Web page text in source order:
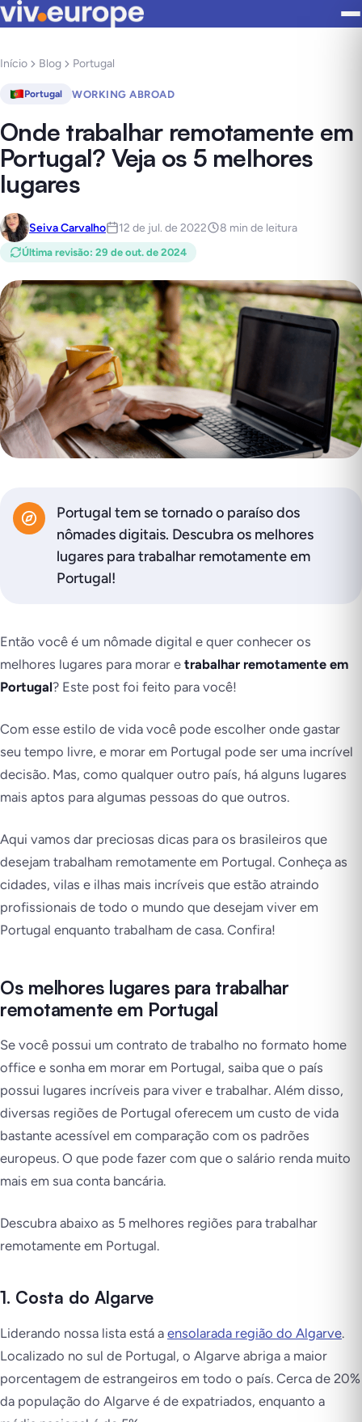
Início Blog Portugal
Portugal WORKING ABROAD
Onde trabalhar remotamente em
Portugal? Veja os 5 melhores
lugares
Seiva Carvalho 12 de jul. de 2022 8 min de leitura
Última revisão: 29 de out. de 2024
Portugal tem se tornado o paraíso dos
nômades digitais. Descubra os melhores
lugares para trabalhar remotamente em
Portugal!
Então você é um nômade digital e quer conhecer os
melhores lugares para morar e trabalhar remotamente em
Portugal? Este post foi feito para você!
Com esse estilo de vida você pode escolher onde gastar
seu tempo livre, e morar em Portugal pode ser uma incrível
decisão. Mas, como qualquer outro país, há alguns lugares
mais aptos para algumas pessoas do que outros.
Aqui vamos dar preciosas dicas para os brasileiros que
desejam trabalham remotamente em Portugal. Conheça as
cidades, vilas e ilhas mais incríveis que estão atraindo
profissionais de todo o mundo que desejam viver em
Portugal enquanto trabalham de casa. Confira!
Os melhores lugares para trabalhar
remotamente em Portugal
Se você possui um contrato de trabalho no formato home
office e sonha em morar em Portugal, saiba que o país
possui lugares incríveis para viver e trabalhar. Além disso,
diversas regiões de Portugal oferecem um custo de vida
bastante acessível em comparação com os padrões
europeus. O que pode fazer com que o salário renda muito
mais em sua conta bancária.
Descubra abaixo as 5 melhores regiões para trabalhar
remotamente em Portugal.
1. Costa do Algarve
Liderando nossa lista está a ensolarada região do Algarve.
Localizado no sul de Portugal, o Algarve abriga a maior
porcentagem de estrangeiros em todo o país. Cerca de 20%
da população do Algarve é de expatriados, enquanto a